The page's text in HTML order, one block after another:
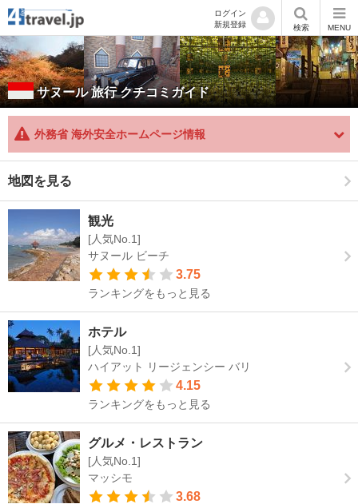
ログイン
新規登録
検索 MENU
サヌール旅行 クチコミガイド
外務省 海外安全ホームページ情報
地図を見る
観光
[人気No.1]
サヌール ビーチ
3.75
ランキングをもっと見る
ホテル
[人気No.1]
ハイアット リージェンシー バリ
4.15
ランキングをもっと見る
グルメ・レストラン
[人気No.1]
マッシモ
3.68